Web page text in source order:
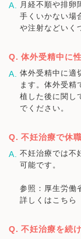
月経不順や排卵
手くいかない場
や注射などいく
体外受精中に
体外受精中に適
ます。体外受精
植した後に関し
でください。
不妊治療で休
不妊治療では不
可能です。
参照：厚生労働
詳しくはこちら
不妊治療を続